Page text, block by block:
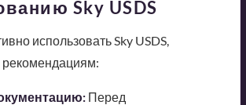
Sky USDS
использовать Sky USDS,
рекомендациям:
Перед